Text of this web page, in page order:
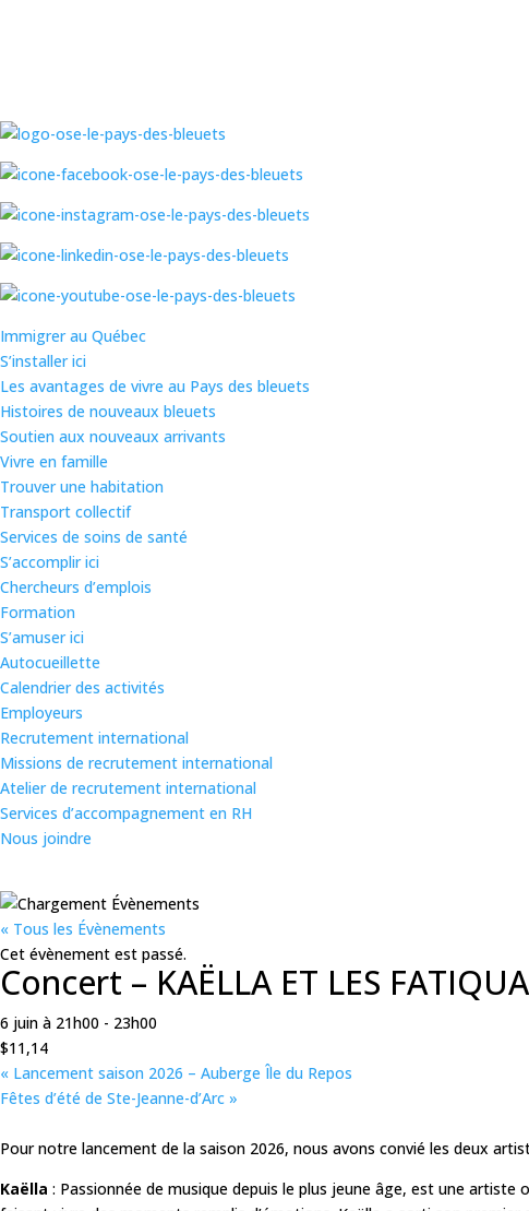
Immigrer au Québec
S’installer ici
Les avantages de vivre au Pays des bleuets
Histoires de nouveaux bleuets
Soutien aux nouveaux arrivants
Vivre en famille
Trouver une habitation
Transport collectif
Services de soins de santé
S’accomplir ici
Chercheurs d’emplois
Formation
S’amuser ici
Autocueillette
Calendrier des activités
Employeurs
Recrutement international
Missions de recrutement international
Atelier de recrutement international
Services d’accompagnement en RH
Nous joindre
« Tous les Évènements
Cet évènement est passé.
Concert – KAËLLA ET LES
6 juin à 21h00 - 23h00
$11,14
« Lancement saison 2026 – Auberge Île du Repos
Fêtes d’été de Ste-Jeanne-d’Arc »
Pour notre lancement de la saison 2026, nous avons convié les deux
Kaëlla : Passionnée de musique depuis le plus jeune âge, est une